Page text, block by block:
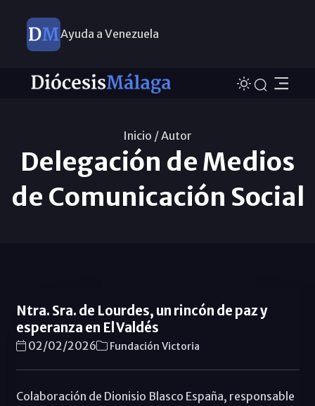
Ayuda a Venezuela
Nuevos nombramientos
Inicio /Autor
Delegación de Medios
de Comunicación Social
Ntra. Sra. de Lourdes, un rincón de paz y
esperanza en El Valdés
02/02/2026 Fundación Victoria
Colaboración de Dionisio Blasco España, responsable